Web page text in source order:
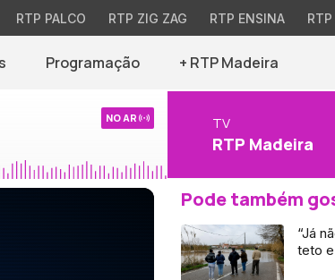
RTP PALCO RTP ZIG ZAG RTP ENSINA
Programação + RTP Madeira
NO AR TV
RTP Madeira
Pode também
“Já
teto